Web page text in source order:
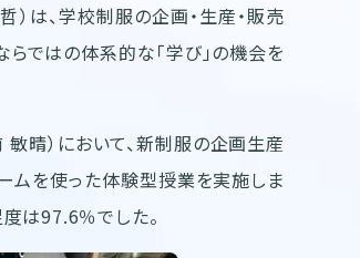
は、学校制服の企画・生産・販売
ではの体系的な「学び」の機会を
晴）において、新制服の企画生産
ムを使った体験型授業を実施しま
は97.6％でした。